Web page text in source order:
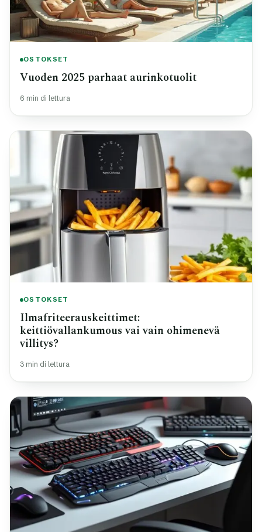
OSTOKSET
Vuoden 2025 parhaat aurinkotuolit
6 min di lettura
OSTOKSET
Ilmafriteerauskeittimet:
keittiövallankumous vai vain ohimenevä
villitys?
3 min di lettura